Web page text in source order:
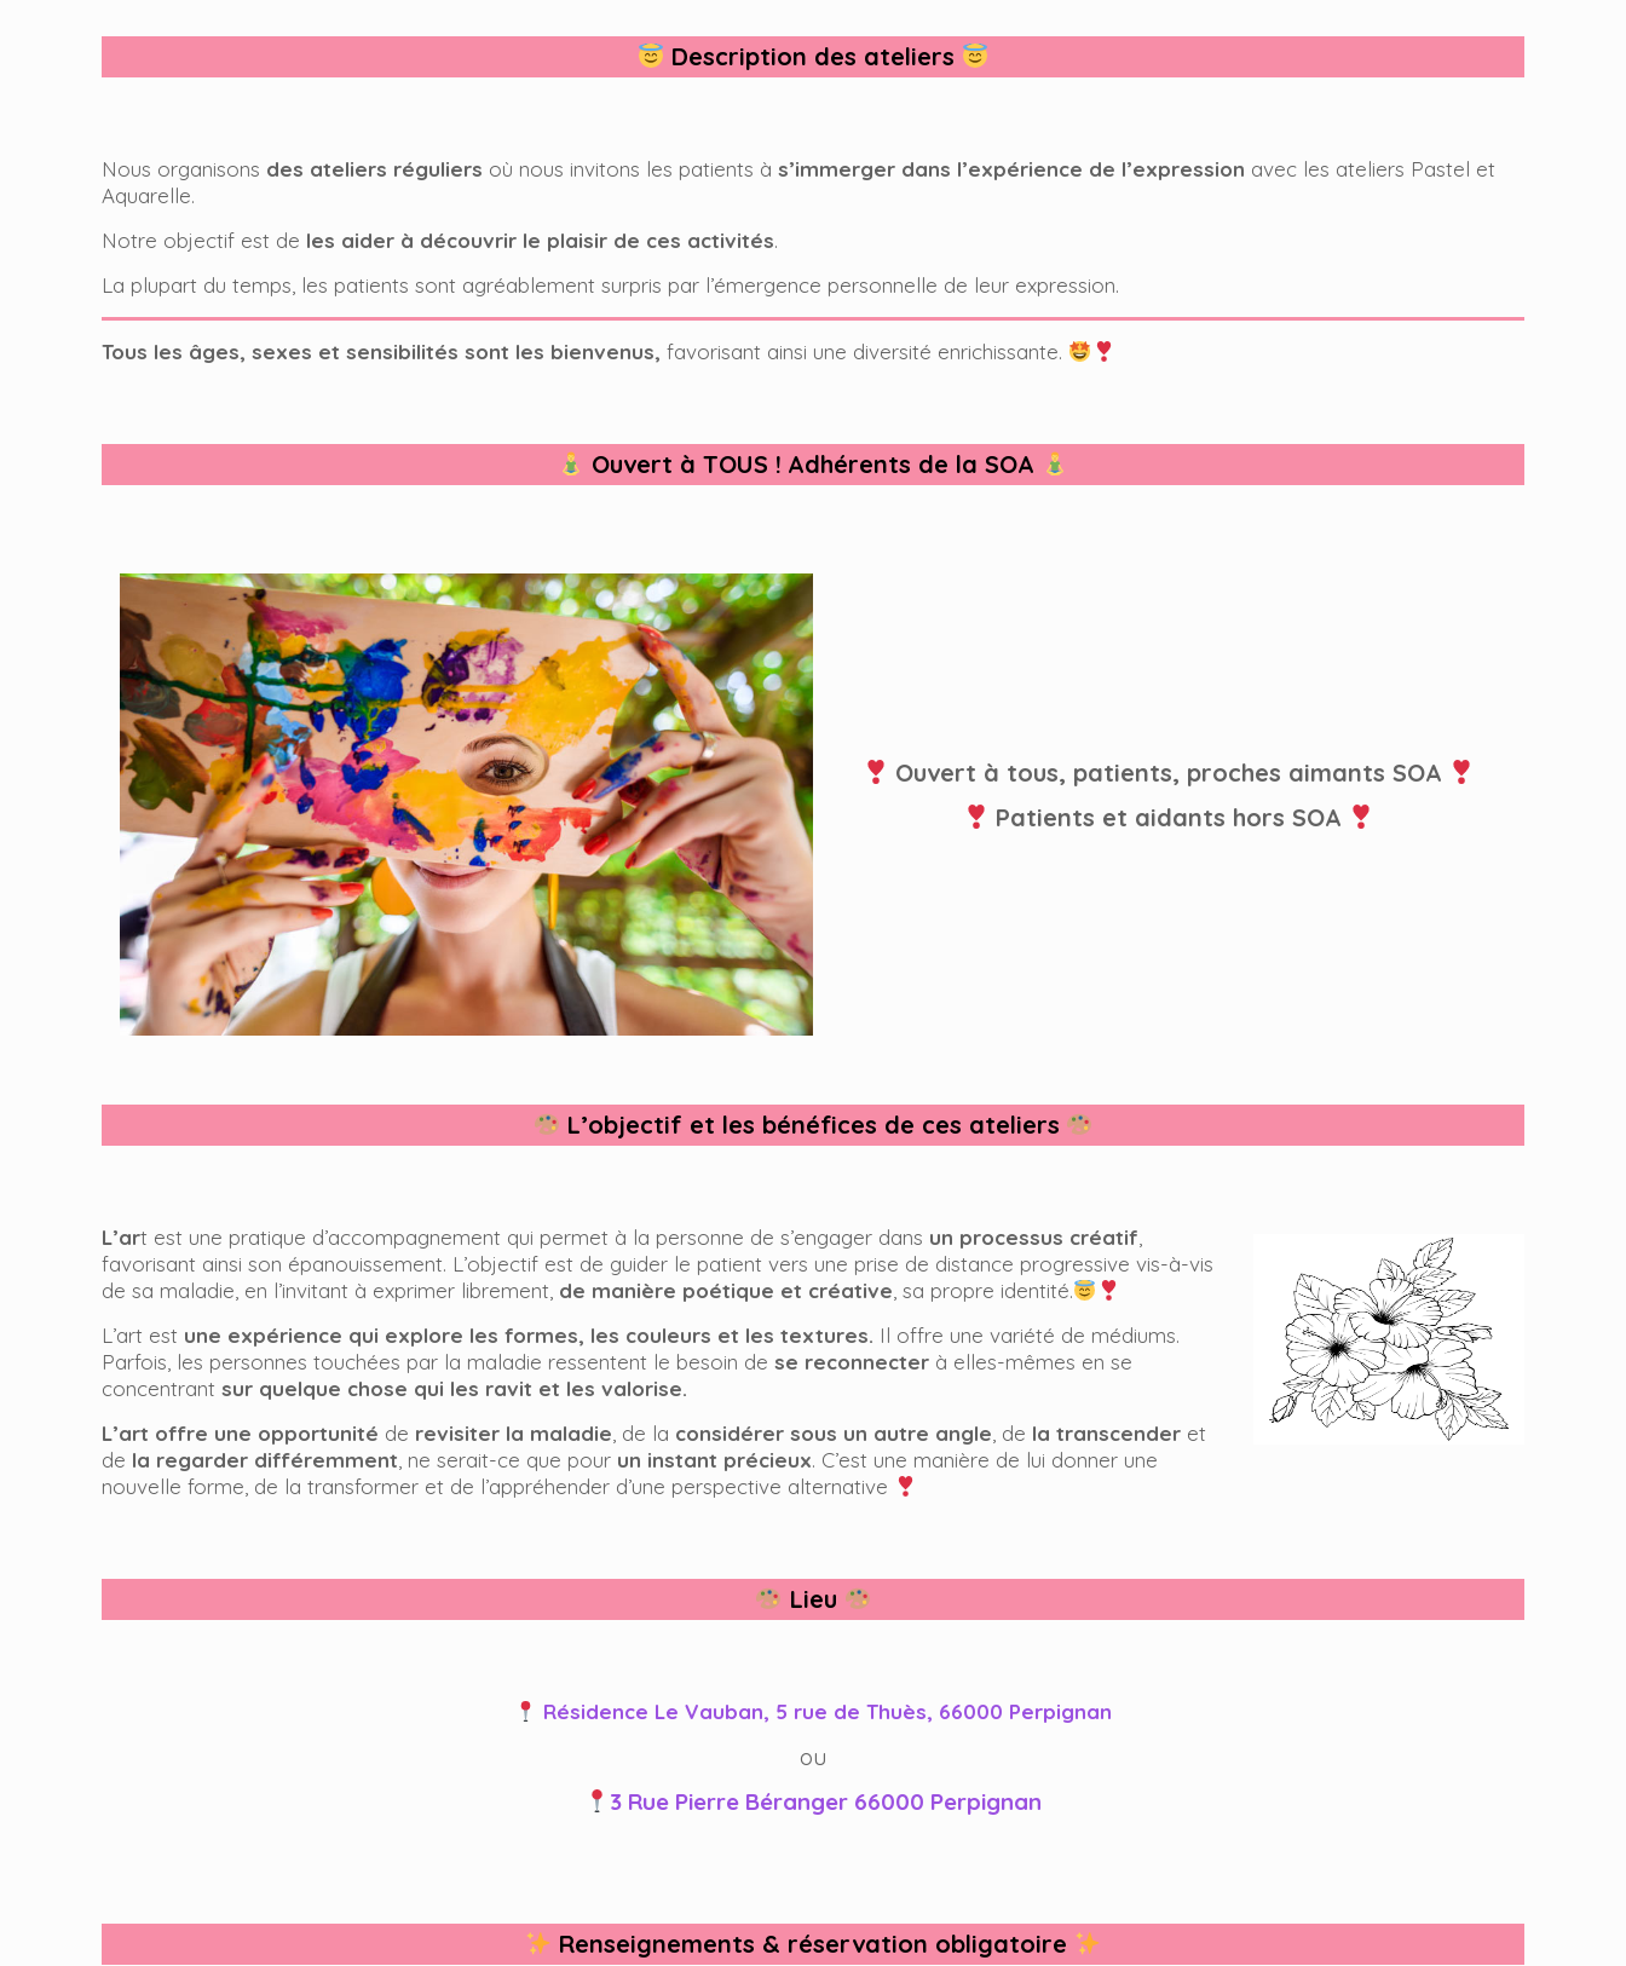
Description des ateliers
Nous organisons des ateliers réguliers où nous invitons les patients à s’immerger dans l’expérience de l’expression avec les ateliers Pastel et
Aquarelle.
Notre objectif est de les aider à découvrir le plaisir de ces activités.
La plupart du temps, les patients sont agréablement surpris par l’émergence personnelle de leur expression.
Tous les âges, sexes et sensibilités sont les bienvenus, favorisant ainsi une diversité enrichissante.
Ouvert à TOUS ! Adhérents de la SOA
Ouvert à tous, patients, proches aimants SOA
Patients et aidants hors SOA
L’objectif et les bénéfices de ces ateliers
L’art est une pratique d’accompagnement qui permet à la personne de s’engager dans un processus créatif
favorisant ainsi son épanouissement. L’objectif est de guider le patient vers une prise de distance progressive vis-à-vis
de sa maladie, en l’invitant à exprimer librement, de manière poétique et créative , sa propre identité.
L’art est une expérience qui explore les formes, les couleurs et les textures. Il offre une variété de médiums.
Parfois, les personnes touchées par la maladie ressentent le besoin de se reconnecter à elles-mêmes en se
concentrant sur quelque chose qui les ravit et les valorise.
L’art offre une opportunité de revisiter la maladie , de la considérer sous un autre angle , de la transcender et
de la regarder différemment , ne serait-ce que pour un instant précieux. C’est une manière de lui donner une
nouvelle forme, de la transformer et de l’appréhender d’une perspective alternative
Lieu
Résidence Le Vauban, 5 rue de Thuès, 66000 Perpignan
ou
3 Rue Pierre Béranger 66000 Perpignan
Renseignements & réservation obligatoire